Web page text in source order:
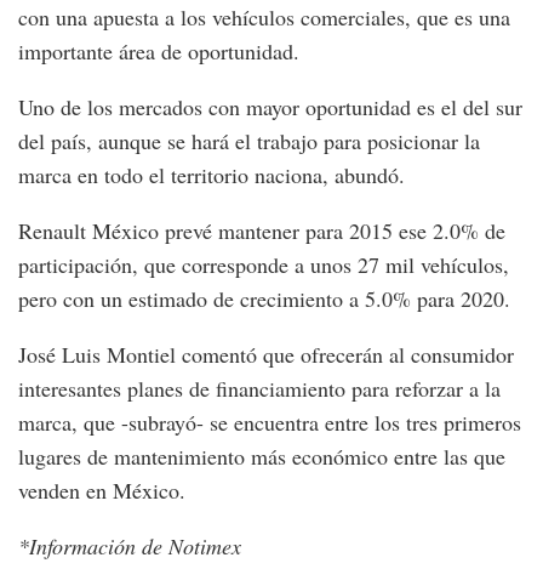
con una apuesta a los vehículos comerciales, que es una
importante área de oportunidad.
Uno de los mercados con mayor oportunidad es el del sur
del país, aunque se hará el trabajo para posicionar la
marca en todo el territorio naciona, abundó.
Renault México prevé mantener para 2015 ese 2.0% de
participación, que corresponde a unos 27 mil vehículos,
pero con un estimado de crecimiento a 5.0% para 2020.
José Luis Montiel comentó que ofrecerán al consumidor
interesantes planes de financiamiento para reforzar a la
marca, que -subrayó- se encuentra entre los tres primeros
lugares de mantenimiento más económico entre las que
venden en México.
*Información de Notimex